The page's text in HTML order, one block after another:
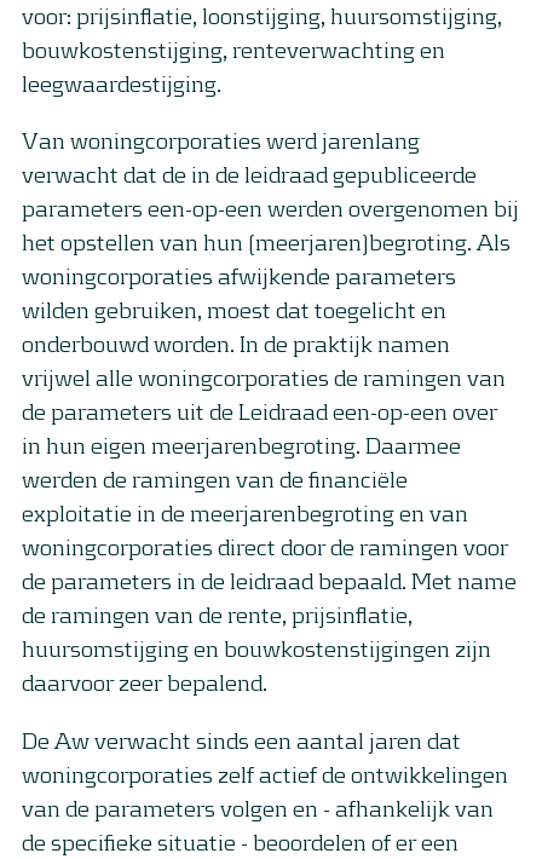
voor: prijsinflatie, loonstijging, huursomstijging,
bouwkostenstijging, renteverwachting en
leegwaardestijging.
Van woningcorporaties werd jarenlang
verwacht dat de in de leidraad gepubliceerde
parameters een-op-een werden overgenomen bij
het opstellen van hun (meerjaren)begroting. Als
woningcorporaties afwijkende parameters
wilden gebruiken, moest dat toegelicht en
onderbouwd worden. In de praktijk namen
vrijwel alle woningcorporaties de ramingen van
de parameters uit de Leidraad een-op-een over
in hun eigen meerjarenbegroting. Daarmee
werden de ramingen van de financiële
exploitatie in de meerjarenbegroting en van
woningcorporaties direct door de ramingen voor
de parameters in de leidraad bepaald. Met name
de ramingen van de rente, prijsinflatie,
huursomstijging en bouwkostenstijgingen zijn
daarvoor zeer bepalend.
De Aw verwacht sinds een aantal jaren dat
woningcorporaties zelf actief de ontwikkelingen
van de parameters volgen en - afhankelijk van
de specifieke situatie - beoordelen of er een